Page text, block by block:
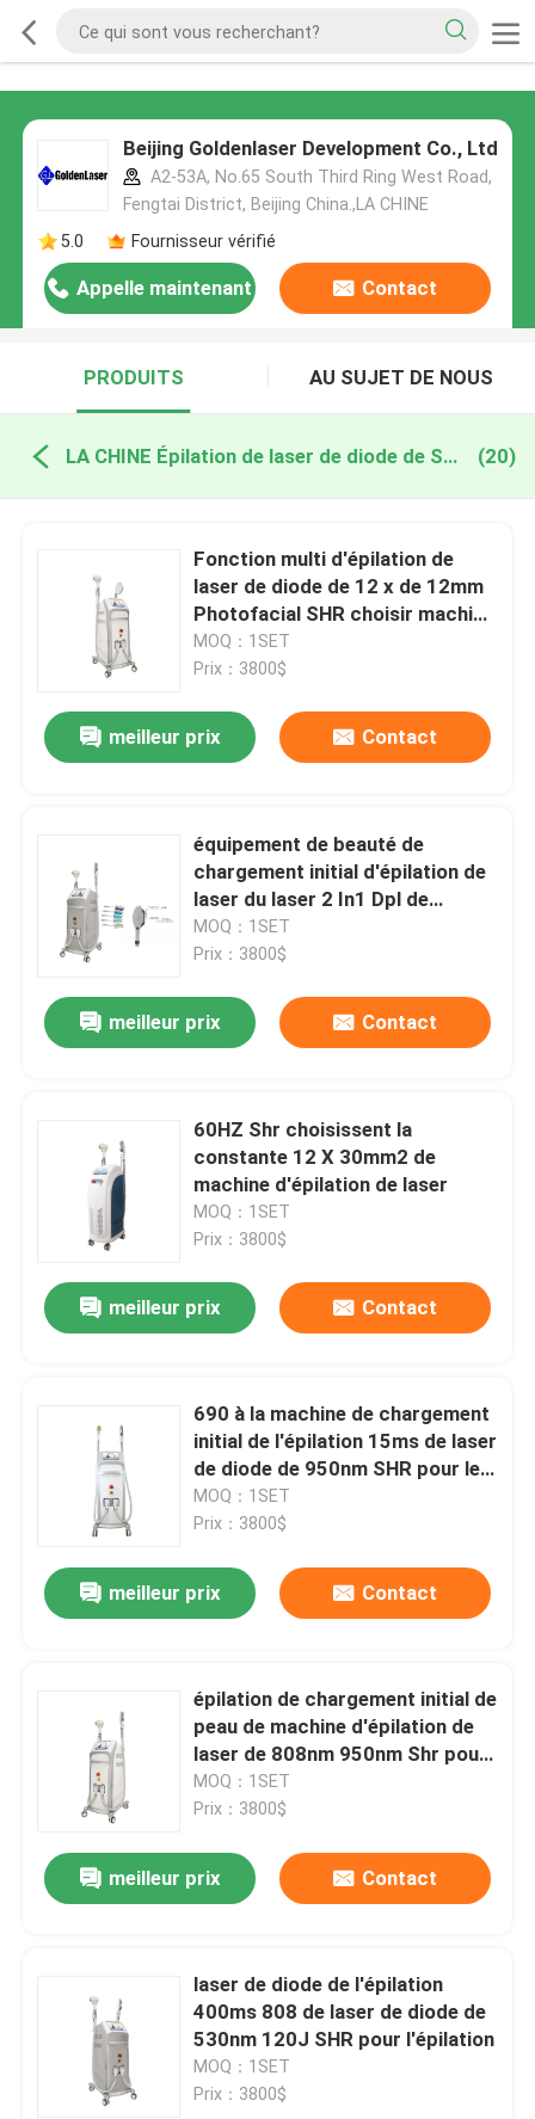
Beijing Goldenlaser Development Co., Ltd
A2-53A, No.65 South Third Ring West Road,
Fengtai District, Beijing China.,LA CHINE
5.0
Fournisseur vérifié
Appelle maintenant Contact
PRODUITS AU SUJET DE NOUS
LA CHINE Épilation de laser de diode de SHR (20)
Fonction multi d'épilation de
laser de diode de 12 x de 12mm
Photofacial SHR choisir machine
permanente
MOQ：1SET
Prix：3800$
meilleur prix Contact
équipement de beauté de
chargement initial d'épilation de
laser du laser 2 In1 Dpl de
chargement initial Shr Elight de
1600w 20HZ
MOQ：1SET
Prix：3800$
meilleur prix Contact
60HZ Shr choisissent la
constante 12 X 30mm2 de
machine d'épilation de laser
MOQ：1SET
Prix：3800$
meilleur prix Contact
690 à la machine de chargement
initial de l'épilation 15ms de laser
de diode de 950nm SHR pour le
rajeunissement de peau
MOQ：1SET
Prix：3800$
meilleur prix Contact
épilation de chargement initial de
peau de machine d'épilation de
laser de 808nm 950nm Shr pour
la peau foncée
MOQ：1SET
Prix：3800$
meilleur prix Contact
laser de diode de l'épilation
400ms 808 de laser de diode de
530nm 120J SHR pour l'épilation
MOQ：1SET
Prix：3800$